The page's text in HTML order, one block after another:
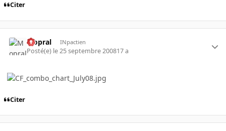
Citer
Mopral INpactien
Posté(e) le 25 septembre 200817 a
Citer